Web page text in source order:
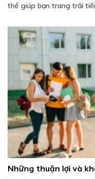
thể giúp bạn trang trải
Những thuận lợi và